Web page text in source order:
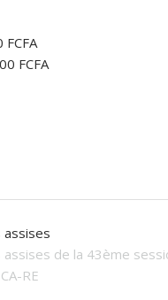
FCFA
de la 43ème
RE